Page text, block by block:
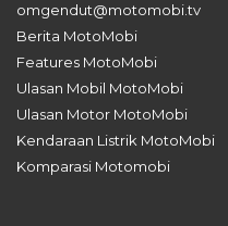
omgendut@motomobi.tv
Berita MotoMobi
Features MotoMobi
Ulasan Mobil MotoMobi
Ulasan Motor MotoMobi
Kendaraan Listrik MotoMobi
Komparasi Motomobi